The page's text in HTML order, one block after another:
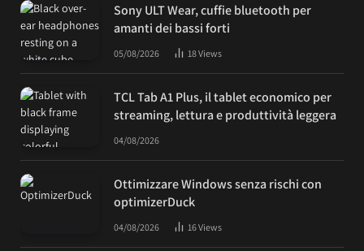
Sony ULT Wear, cuffie bluetooth per
amanti dei bassi forti
05/08/2026 18Views
TCL Tab A1 Plus, il tablet economico per
streaming, lettura e produttività leggera
04/08/2026
Ottimizzare Windows senza rischi con
optimizerDuck
04/08/2026 16Views